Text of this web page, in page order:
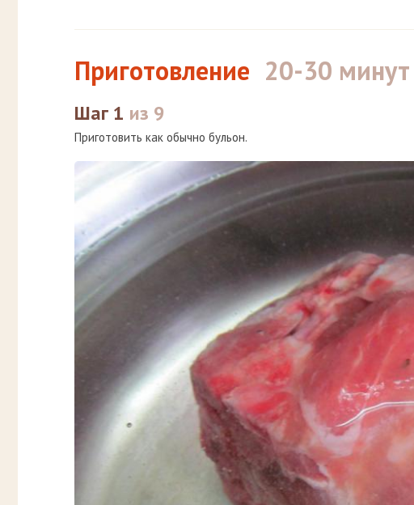
Приготовление 20-30 минут
Шаг 1 из 9
Приготовить как обычно бульон.